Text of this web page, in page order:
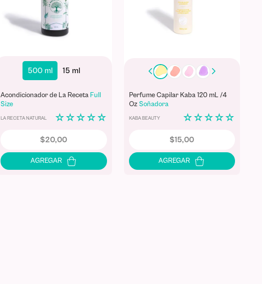
500 ml 15 ml
Acondicionador de La Receta Full
Size
LA RECETA NATURAL ☆ ☆ ☆ ☆ ☆
$20,00
Perfume Capilar Kaba 120 mL /4
Oz Soñadora
KABA BEAUTY ☆ ☆ ☆ ☆ ☆
$15,00